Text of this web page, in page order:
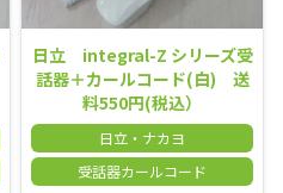
日立 integral-Z シリーズ受
話器＋カールコード(白) 送
料550円(税込）
日立・ナカヨ
受話器カールコード